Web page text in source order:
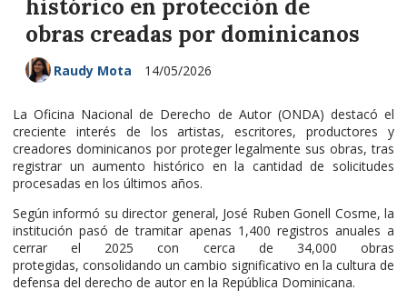
histórico en protección de
obras creadas por dominicanos
14/05/2026
Raudy Mota
La Oficina Nacional de Derecho de Autor (ONDA) destacó el
creciente interés de los artistas, escritores, productores y
creadores dominicanos por proteger legalmente sus obras, tras
registrar un aumento histórico en la cantidad de solicitudes
procesadas en los últimos años.
Según informó su director general, José Ruben Gonell Cosme, la
institución pasó de tramitar apenas 1,400 registros anuales a
cerrar el 2025 con cerca de 34,000 obras
protegidas, consolidando un cambio significativo en la cultura de
defensa del derecho de autor en la República Dominicana.